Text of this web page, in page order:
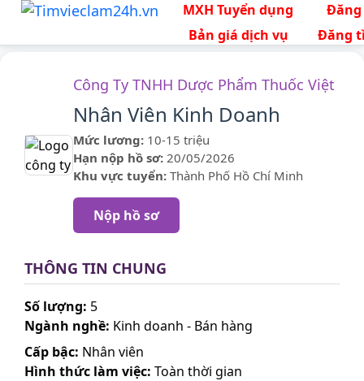
MXH Tuyển dụng
Bản giá dịch vụ
Đăng
Công Ty TNHH Dược Phẩm Thuốc Việt
Nhân Viên Kinh Doanh
Mức lương:10-15 triệu
Hạn nộp hồ sơ:20/05/2026
Khu vực tuyển:Thành Phố Hồ Chí Minh
Nộp hồ sơ
THÔNG TIN CHUNG
Số lượng: 5
Ngành nghề: Kinh doanh - Bán hàng
Cấp bậc: Nhân viên
Hình thức làm việc: Toàn thời gian